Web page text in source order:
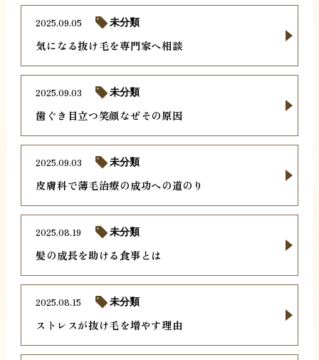
気になる抜け毛を専門家へ相談
2025.09.05 未分類
歯ぐき目立つ笑顔なぜその原因
2025.09.03 未分類
皮膚科で薄毛治療の成功への道のり
2025.09.03 未分類
髪の成長を助ける食事とは
2025.08.19 未分類
ストレスが抜け毛を増やす理由
2025.08.15 未分類